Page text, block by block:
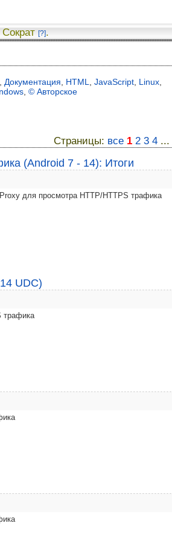
[?].
Документация HTML JavaScript Linux
© Авторское
Страницы: все 1 2 3 4 ...
(Android 7 - 14): Итоги
для просмотра HTTP/HTTPS трафика
UDC)
трафика